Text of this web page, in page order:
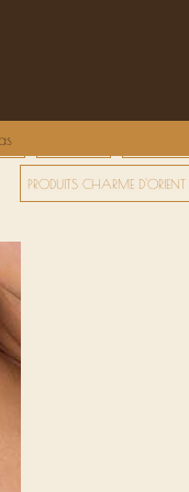
PRODUITS CHARME D'ORIENT